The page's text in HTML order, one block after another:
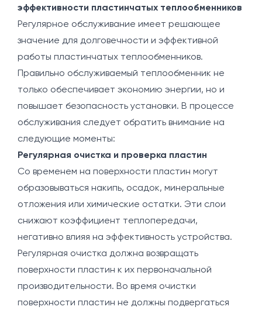
эффективности пластинчатых теплообменников
Регулярное обслуживание имеет решающее
значение для долговечности и эффективной
работы пластинчатых теплообменников.
Правильно обслуживаемый теплообменник не
только обеспечивает экономию энергии, но и
повышает безопасность установки. В процессе
обслуживания следует обратить внимание на
следующие моменты:
Регулярная очистка и проверка пластин
Со временем на поверхности пластин могут
образовываться накипь, осадок, минеральные
отложения или химические остатки. Эти слои
снижают коэффициент теплопередачи,
негативно влияя на эффективность устройства.
Регулярная очистка должна возвращать
поверхности пластин к их первоначальной
производительности. Во время очистки
поверхности пластин не должны подвергаться